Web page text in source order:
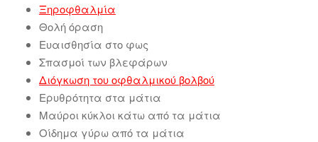
Ξηροφθαλμία
Θολή όραση
Ευαισθησία στο φως
Σπασμοί των βλεφάρων
Διόγκωση του οφθαλμικού βολβού
Ερυθρότητα στα μάτια
Μαύροι κύκλοι κάτω από τα μάτια
Οίδημα γύρω από τα μάτια